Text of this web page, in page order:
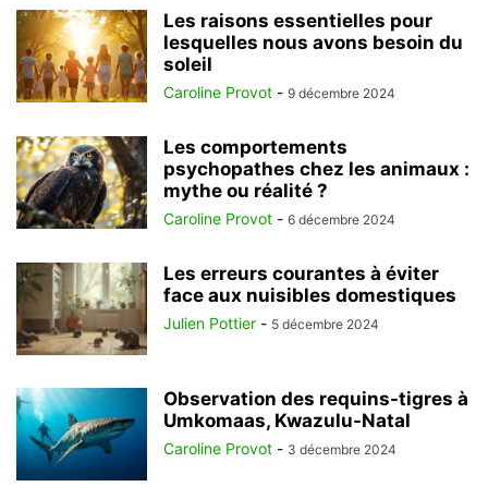
Les raisons essentielles pour
lesquelles nous avons besoin du
soleil
Caroline Provot - 9 décembre 2024
Les comportements
psychopathes chez les animaux :
mythe ou réalité ?
Caroline Provot - 6 décembre 2024
Les erreurs courantes à éviter
face aux nuisibles domestiques
Julien Pottier - 5 décembre 2024
Observation des requins-tigres à
Umkomaas, Kwazulu-Natal
Caroline Provot - 3 décembre 2024